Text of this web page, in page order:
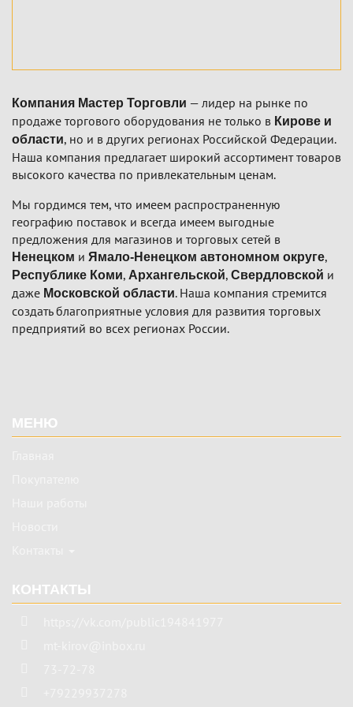
Компания Мастер Торговли — лидер на рынке по
продаже торгового оборудования не только в Кирове и
области, но и в других регионах Российской Федерации.
Наша компания предлагает широкий ассортимент товаров
высокого качества по привлекательным ценам.
Мы гордимся тем, что имеем распространенную
географию поставок и всегда имеем выгодные
предложения для магазинов и торговых сетей в
Ненецком и Ямало-Ненецком автономном округе,
Республике Коми, Архангельской, Свердловской и
даже Московской области. Наша компания стремится
создать благоприятные условия для развития торговых
предприятий во всех регионах России.
МЕНЮ
КОНТАКТЫ